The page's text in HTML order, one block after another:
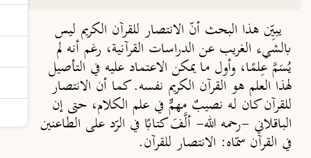
يبيِّن هذا البحث أنّ الانتصار للقرآن الكريم ليس
بالشيء الغريب عن الدراسات القرآنية، رغم أنه لم
يُسَمَّ عِلمًا، وأول ما يمكن الاعتماد عليه في التأصيل
لهذا العلم هو القرآن الكريم نفسه. كما أن الانتصار
للقرآن كان له نصيبٌ مهمٌّ في علم الكلام، حتى إن
الباقلاني -رحمه الله- ألَّفَ كتابًا في الرّد على الطاعنين
في القرآن سمّاه: الانتصار للقرآن.